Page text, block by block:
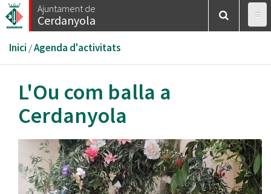
Vés
al
Ajuntament de
Cerdanyola
Esteu
aquí
Inici /Agenda d'activitats
L'Ou com balla a
Cerdanyola